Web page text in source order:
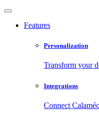
Features
Personalization
Transform your
Integrations
Connect